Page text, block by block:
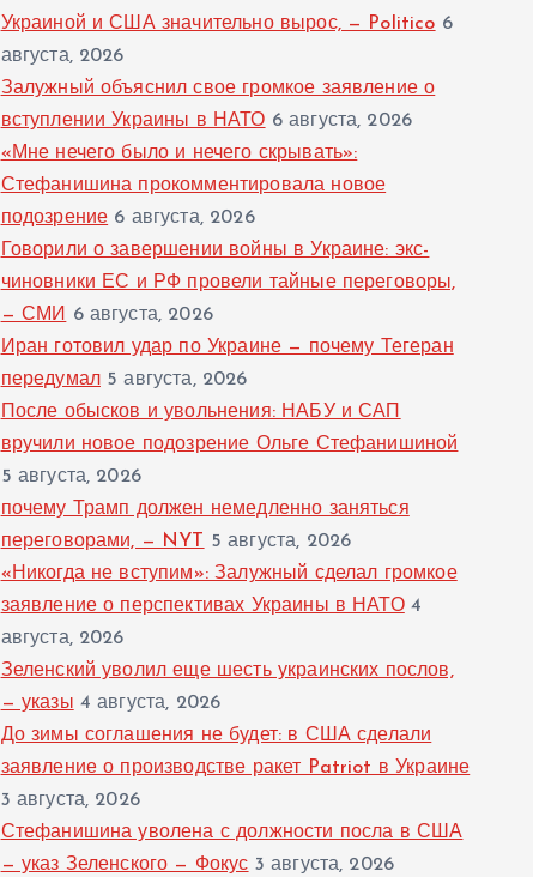
Украиной и США значительно вырос, — Politico 6
августа, 2026
Залужный объяснил свое громкое заявление о
вступлении Украины в НАТО 6 августа, 2026
«Мне нечего было и нечего скрывать»:
Стефанишина прокомментировала новое
подозрение 6 августа, 2026
Говорили о завершении войны в Украине: экс-
чиновники ЕС и РФ провели тайные переговоры,
— СМИ 6 августа, 2026
Иран готовил удар по Украине — почему Тегеран
передумал 5 августа, 2026
После обысков и увольнения: НАБУ и САП
вручили новое подозрение Ольге Стефанишиной
5 августа, 2026
почему Трамп должен немедленно заняться
переговорами, — NYT
5 августа, 2026
«Никогда не вступим»: Залужный сделал громкое
заявление о перспективах Украины в НАТО 4
августа, 2026
Зеленский уволил еще шесть украинских послов,
— указы 4 августа, 2026
До зимы соглашения не будет: в США сделали
заявление о производстве ракет Patriot в Украине
3 августа, 2026
Стефанишина уволена с должности посла в США
— указ Зеленского — Фокус 3 августа, 2026